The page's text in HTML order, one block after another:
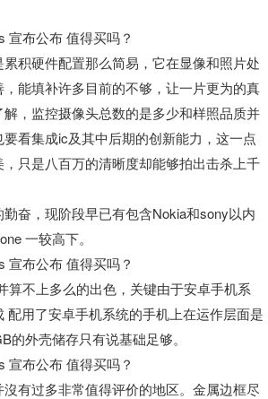
积硬件配置那么简易，它在显像和照片处
能填补许多目前的不够，让一片更为的真
，监控摄像头总数的是多少和样照品质并
看集成ic及其中后期的创新能力，这一点
只是八百万的清晰度却能够拍出击杀上千
奋，现阶段早已有包含Nokia和sony以内
一较高下。
算不上多么的出色，关键由于安卓手机系
配用了安卓手机系统的手机上在运作层面是
的外壳储存只有说基础足够。
有过多非常值得评价的地区。金属边框尽